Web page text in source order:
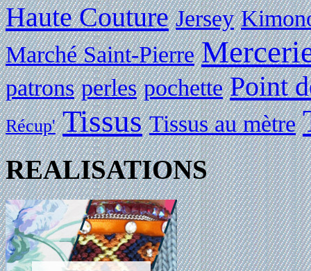
Haute Couture Jersey
Marché Saint-Pierre
patrons perles pochette Point
Récup' Tissus Tissus au mètre
REALISATIONS